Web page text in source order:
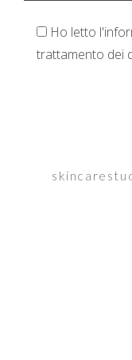
Ho letto
trattamento dei